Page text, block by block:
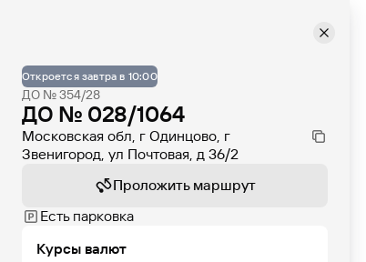
Откроется завтра в 10:00
ДО № 354/28
ДО № 028/1064
Московская обл, г Одинцово, г
Звенигород, ул Почтовая, д 36/2
Проложить маршрут
Есть парковка
Курсы валют